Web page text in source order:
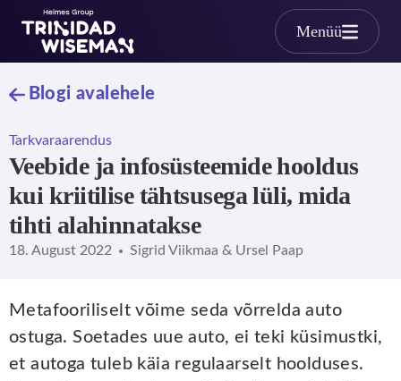
Skip to main content
Menüü
Blogi avalehele
Tarkvaraarendus
Veebide ja infosüsteemide hooldus
kui kriitilise tähtsusega lüli, mida
tihti alahinnatakse
18. August 2022 Sigrid Viikmaa & Ursel Paap
Metafooriliselt võime seda võrrelda auto
ostuga. Soetades uue auto, ei teki küsimustki,
et autoga tuleb käia regulaarselt hoolduses.